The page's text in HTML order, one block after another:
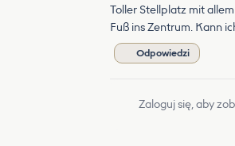
Toller Stellplatz mit
Fuß ins Zentrum. Kann
Odpowiedzi
Zaloguj się, aby